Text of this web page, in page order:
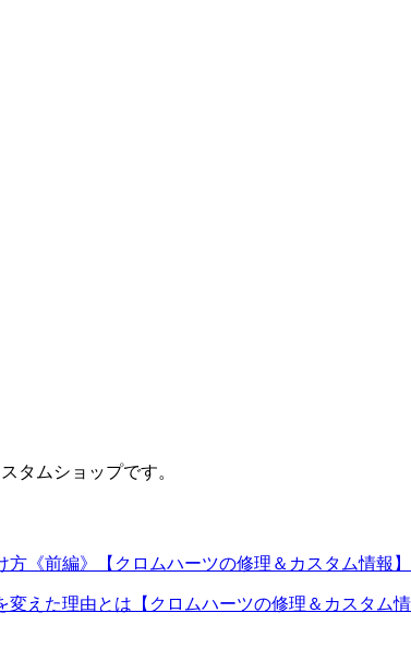
タムショップです。
《前編》【クロムハーツの修理＆カスタム情報】
えた理由とは【クロムハーツの修理＆カスタム情